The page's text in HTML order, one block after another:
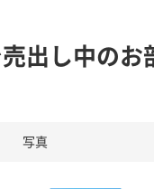
出し中のお
写真